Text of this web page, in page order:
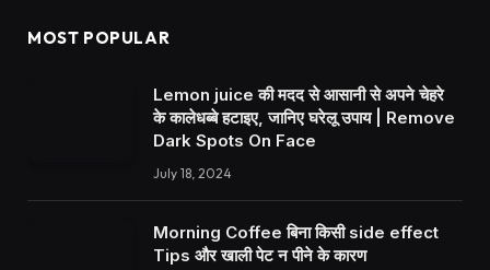
MOST POPULAR
Lemon juice की मदद से आसानी से अपने चेहरे
के कालेधब्बे हटाइए, जानिए घरेलू उपाय | Remove
Dark Spots On Face
July 18, 2024
Morning Coffee बिना किसी side effect
Tips और खाली पेट न पीने के कारण